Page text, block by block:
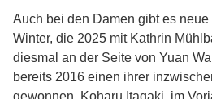
Auch bei den Damen gibt es
Winter, die 2025 mit Kathrin
diesmal an der Seite von Yuan
bereits 2016 einen ihrer
gewonnen. Koharu Itagaki, im